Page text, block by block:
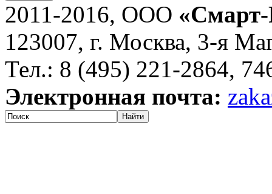
2011-2016, ООО
123007, г. Москва, 3-я
Тел.: 8 (495) 221-2864,
Электронная почта:
Найти